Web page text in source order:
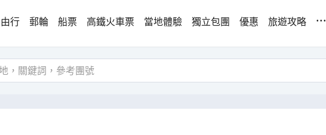
行 郵輪 船票 高鐵火車票 當地體驗 獨立包團 優惠 旅遊攻略 ...